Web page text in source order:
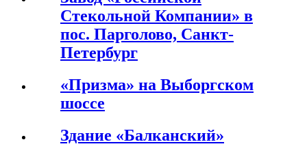
Стекольной Компании» в
пос. Парголово, Санкт-
Петербург
«Призма» на Выборгском
шоссе
Здание «Балканский»